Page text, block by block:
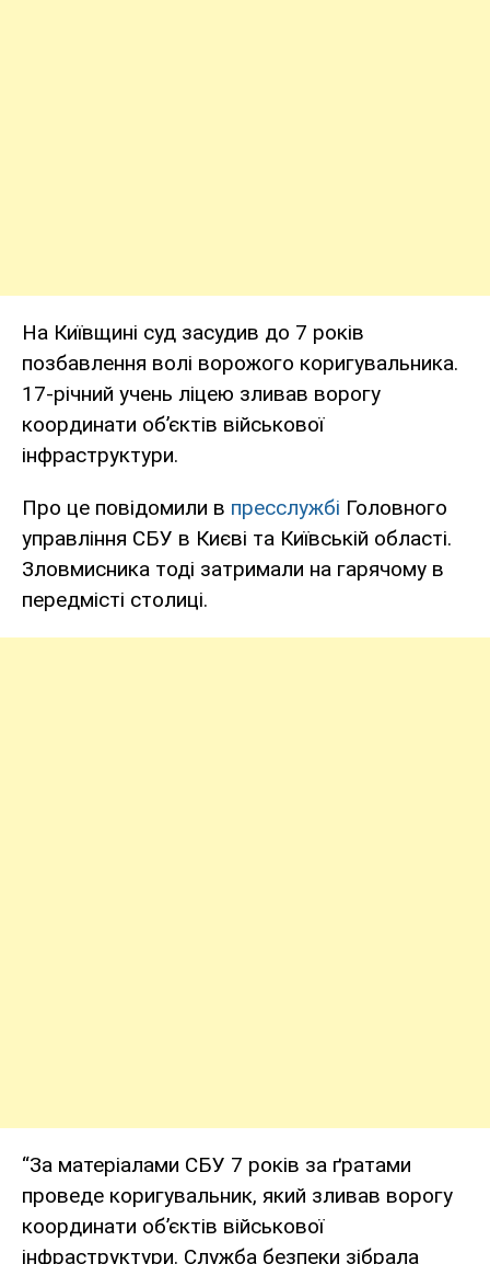
На Київщині суд засудив до 7 років
позбавлення волі ворожого коригувальника.
17-річний учень ліцею зливав ворогу
координати об’єктів військової
інфраструктури.
Про це повідомили в пресслужбі Головного
управління СБУ в Києві та Київській області.
Зловмисника тоді затримали на гарячому в
передмісті столиці.
“За матеріалами СБУ 7 років за ґратами
проведе коригувальник, який зливав ворогу
координати об’єктів військової
інфраструктури. Служба безпеки зібрала